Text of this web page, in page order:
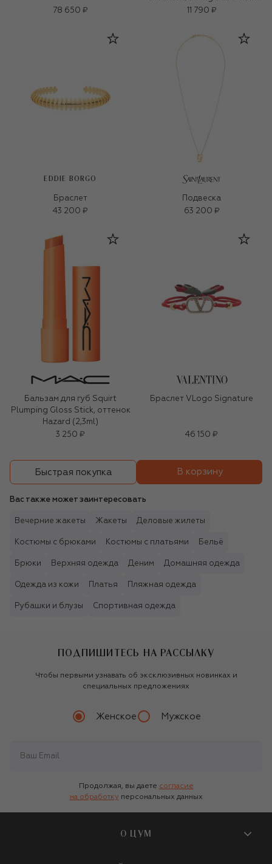
78 650 ₽
(3,8g)
11 790 ₽
EDDIE BORGO
Браслет
43 200 ₽
Подвеска
63 200 ₽
Бальзам для губ Squirt
Plumping Gloss Stick, оттенок
Hazard (2,3ml)
3 250 ₽
Браслет VLogo Signature
46 150 ₽
Быстрая покупка В корзину
Вас также может заинтересовать
Вечерние жакеты Жакеты Деловые жилеты
Костюмы с брюками Костюмы с платьями Бельё
Брюки Верхняя одежда Деним Домашняя одежда
Одежда из кожи Платья Пляжная одежда
Рубашки и блузы Спортивная одежда
ПОДПИШИТЕСЬ НА РАССЫЛКУ
Чтобы первыми узнавать об эксклюзивных новинках и
специальных предложениях
Женское Мужское
Продолжая, вы даете согласие
на обработку персональных данных
О ЦУМ
О магазине